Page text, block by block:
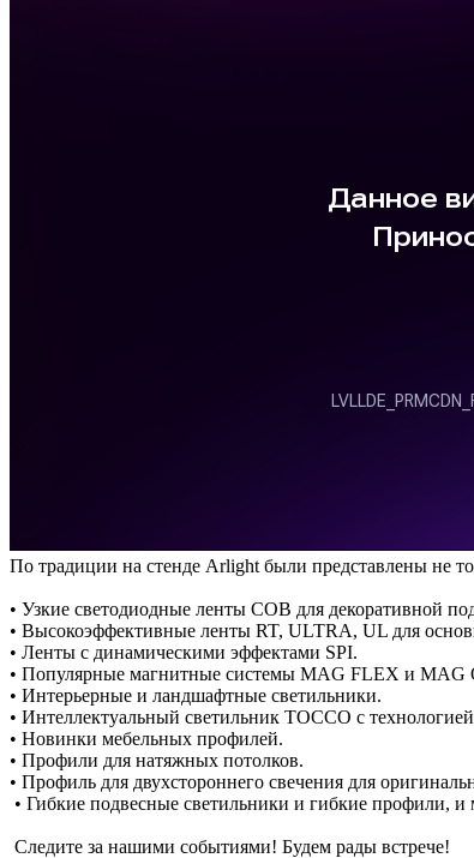
По традиции на стенде Arlight были представлены не
• Узкие светодиодные ленты COB для декоративной
• Высокоэффективные ленты RT, ULTRA, UL для
• Ленты с динамическими эффектами SPI.
• Популярные магнитные системы MAG FLEX и MAG
• Интерьерные и ландшафтные светильники.
• Интеллектуальный светильник TOCCO с
• Новинки мебельных профилей.
• Профили для натяжных потолков.
• Профиль для двухстороннего свечения для
• Гибкие подвесные светильники и гибкие профили, и
Следите за нашими событиями! Будем рады встрече!